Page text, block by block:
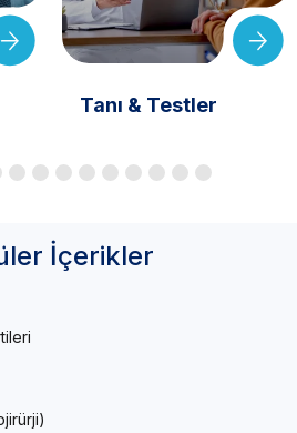
Tanı & Testler
İçerikler